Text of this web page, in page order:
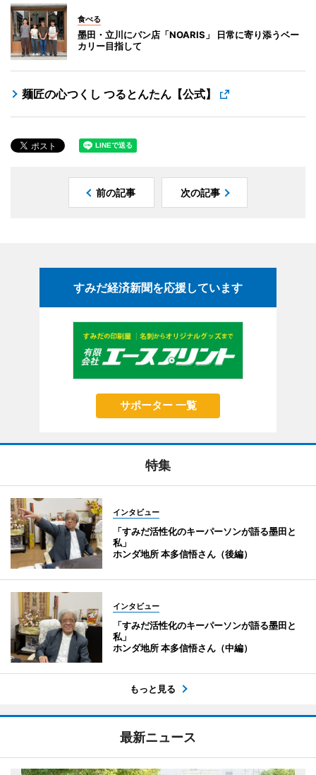
食べる
墨田・立川にパン店「NOARIS」 日常に寄り添うベー
カリー目指して
麺匠の心つくし つるとんたん【公式】
前の記事 次の記事
すみだ経済新聞を応援しています
サポーター 一覧
特集
インタビュー
「すみだ活性化のキーパーソンが語る墨田と
私」
ホンダ地所 本多信悟さん（後編）
インタビュー
「すみだ活性化のキーパーソンが語る墨田と
私」
ホンダ地所 本多信悟さん（中編）
もっと見る
最新ニュース